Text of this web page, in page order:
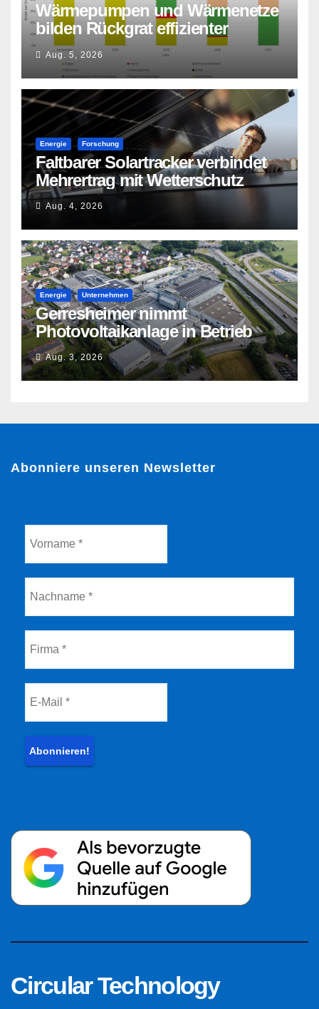
Wärmepumpen und Wärmenetze
bilden Rückgrat effizienter
Wärmeversorgung
Aug. 5, 2026
Energie Forschung
Faltbarer Solartracker verbindet
Mehrertrag mit Wetterschutz
Aug. 4, 2026
Energie Unternehmen
Gerresheimer nimmt
Photovoltaikanlage in Betrieb
Aug. 3, 2026
Abonniere unseren Newsletter
Circular Technology